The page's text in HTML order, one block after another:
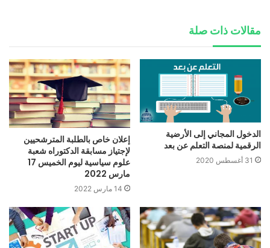
مقالات ذات صلة
الدخول المجاني إلى الأرضية
الرقمية لمنصة التعلم عن بعد
31 أغسطس 2020
إعلان خاص بالطلبة المترشحيين
لإجتياز مسابقة الدكتوراه شعبة
علوم سياسية ليوم الخميس 17
مارس 2022
14 مارس 2022